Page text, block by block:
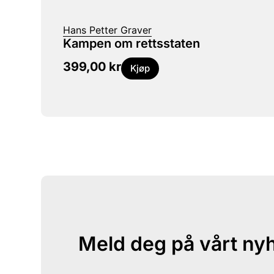
Hans Petter Graver
Kampen om rettsstaten
399,00 kr Kjøp
Meld deg på vårt